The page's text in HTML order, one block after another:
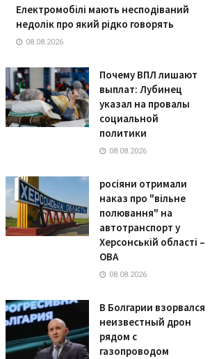
Електромобілі мають несподіваний
недолік про який рідко говорять
08.08.2026
Почему ВПЛ лишают
выплат: Лубинец
указал на провалы
социальной
политики
08.08.2026
росіяни отримали
наказ про "вільне
полювання" на
автотранспорт у
Херсонській області –
ОВА
08.08.2026
В Болгарии взорвался
неизвестный дрон
рядом с
газопроводом